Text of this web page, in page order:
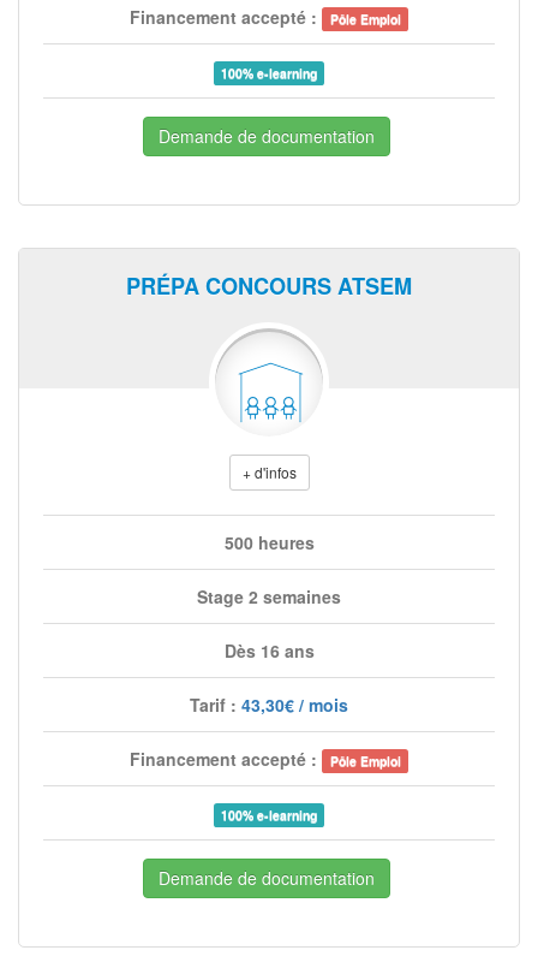
Financement accepté : Pôle Emploi
100% e-learning
Demande de documentation
PRÉPA CONCOURS ATSEM
+ d'infos
500 heures
Stage 2 semaines
Dès 16 ans
Tarif : 43,30€ / mois
Financement accepté : Pôle Emploi
100% e-learning
Demande de documentation